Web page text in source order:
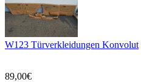
W123 Türverkleidungen Konvolut
89,00€